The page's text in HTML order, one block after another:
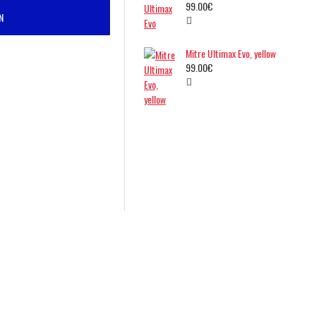
99.00€
Mitre Ultimax Evo, yellow
99.00€